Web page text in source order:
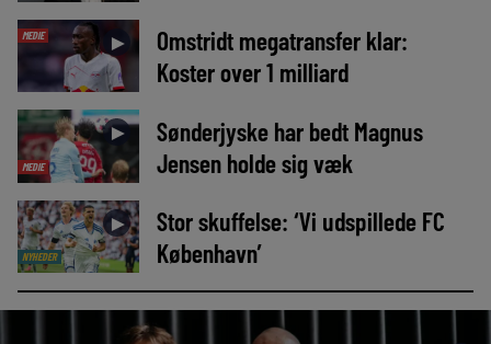
MEDIE ►
Omstridt megatransfer klar:
Koster over 1 milliard
MEDIE
►
Sønderjyske har bedt Magnus
Jensen holde sig væk
NYHEDER
►
Stor skuffelse: ‘Vi udspillede FC
København’